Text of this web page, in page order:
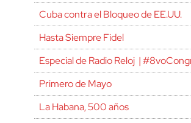
Cuba contra el Bloqueo de EE.UU.
Hasta Siempre Fidel
Especial de Radio Reloj |
Primero de Mayo
La Habana, 500 años